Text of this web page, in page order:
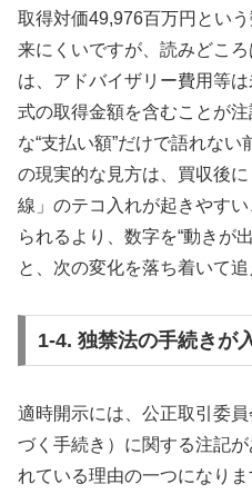
取得対価49,976百万円とい
来にくいですが、読みどこ
は、アドバイザリー費用等
式の取得金額を含むことが
な“支払い額”だけで語れな
の現実的な見方は、買収後
線」のテコ入れが起きやす
られるより、数字を“動きが
と、次の変化を落ち着いて追
1-4. 独禁法の手続きが
適時開示には、公正取引委
づく手続き）に関する注記
れている理由の一つになり